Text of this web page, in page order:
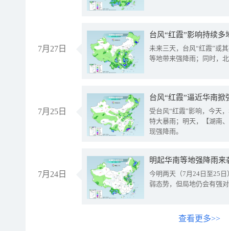
7月27日
台风“红霞”影响持续
未来三天，台风“红霞”或
等地带来强降雨；同时，
7月25日
台风“红霞”逼近华南
受台风“红霞”影响，今天
特大暴雨；明天，【湖南
现强降雨。
7月24日
明起华南等地强降雨
今明两天（7月24日至25
弱态势，但局地仍会有强
查看更多>>